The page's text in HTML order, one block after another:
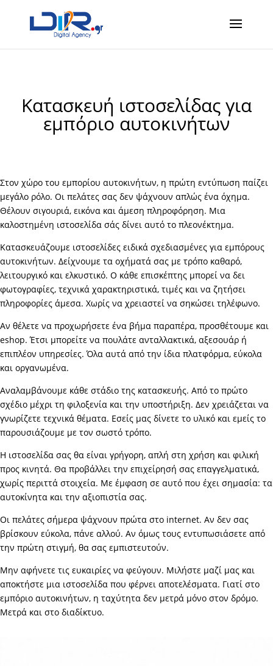
Κατασκευή ιστοσελίδας για
εμπόριο αυτοκινήτων
Στον χώρο του εμπορίου αυτοκινήτων, η πρώτη εντύπωση παίζει
μεγάλο ρόλο. Οι πελάτες σας δεν ψάχνουν απλώς ένα όχημα.
Θέλουν σιγουριά, εικόνα και άμεση πληροφόρηση. Μια
καλοστημένη ιστοσελίδα σάς δίνει αυτό το πλεονέκτημα.
Κατασκευάζουμε ιστοσελίδες ειδικά σχεδιασμένες για εμπόρους
αυτοκινήτων. Δείχνουμε τα οχήματά σας με τρόπο καθαρό,
λειτουργικό και ελκυστικό. Ο κάθε επισκέπτης μπορεί να δει
φωτογραφίες, τεχνικά χαρακτηριστικά, τιμές και να ζητήσει
πληροφορίες άμεσα. Χωρίς να χρειαστεί να σηκώσει τηλέφωνο.
Αν θέλετε να προχωρήσετε ένα βήμα παραπέρα, προσθέτουμε και
eshop. Έτσι μπορείτε να πουλάτε ανταλλακτικά, αξεσουάρ ή
επιπλέον υπηρεσίες. Όλα αυτά από την ίδια πλατφόρμα, εύκολα
και οργανωμένα.
Αναλαμβάνουμε κάθε στάδιο της κατασκευής. Από το πρώτο
σχέδιο μέχρι τη φιλοξενία και την υποστήριξη. Δεν χρειάζεται να
γνωρίζετε τεχνικά θέματα. Εσείς μας δίνετε το υλικό και εμείς το
παρουσιάζουμε με τον σωστό τρόπο.
Η ιστοσελίδα σας θα είναι γρήγορη, απλή στη χρήση και φιλική
προς κινητά. Θα προβάλλει την επιχείρησή σας επαγγελματικά,
χωρίς περιττά στοιχεία. Με έμφαση σε αυτό που έχει σημασία: τα
αυτοκίνητα και την αξιοπιστία σας.
Οι πελάτες σήμερα ψάχνουν πρώτα στο internet. Αν δεν σας
βρίσκουν εύκολα, πάνε αλλού. Αν όμως τους εντυπωσιάσετε από
την πρώτη στιγμή, θα σας εμπιστευτούν.
Μην αφήνετε τις ευκαιρίες να φεύγουν. Μιλήστε μαζί μας και
αποκτήστε μια ιστοσελίδα που φέρνει αποτελέσματα. Γιατί στο
εμπόριο αυτοκινήτων, η ταχύτητα δεν μετρά μόνο στον δρόμο.
Μετρά και στο διαδίκτυο.